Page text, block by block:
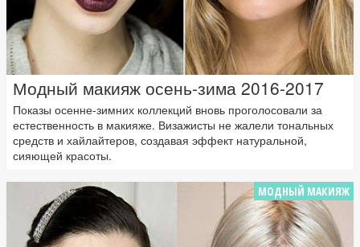
Модный макияж осень-зима 2016-2017
Показы осенне-зимних коллекций вновь проголосовали за
естественность в макияже. Визажисты не жалели тональных
средств и хайлайтеров, создавая эффект натуральной,
сияющей красоты.
МОДНЫЙ МАКИЯЖ